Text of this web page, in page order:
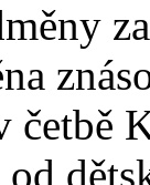
četbě